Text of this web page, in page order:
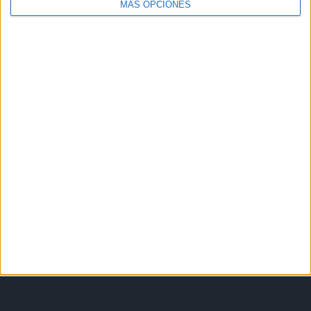
MÁS OPCIONES